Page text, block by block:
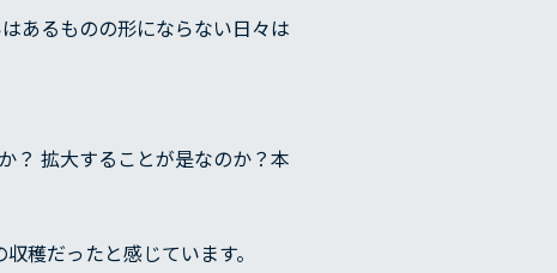
あるものの形にならない日々は
？ 拡大することが是なのか？本
穫だったと感じています。
会社概要